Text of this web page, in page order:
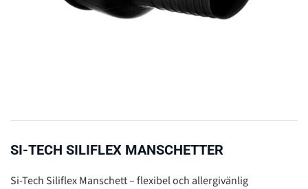
SI-TECH SILIFLEX MANSCHETTER
Si-Tech Siliflex Manschett – flexibel och allergivänlig